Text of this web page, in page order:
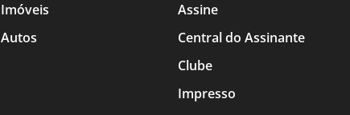
Imóveis
Autos
Assine
Central do Assinante
Clube
Impresso